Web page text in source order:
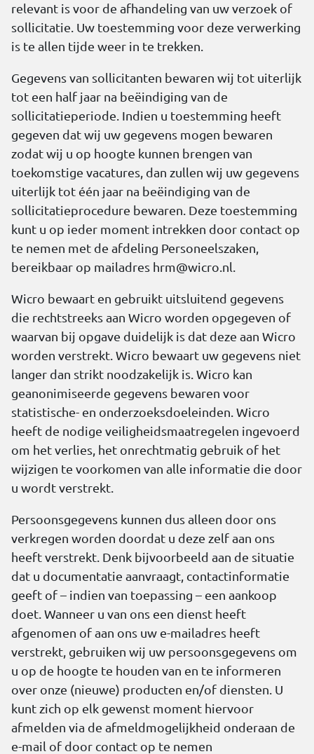
relevant is voor de afhandeling van uw verzoek of
sollicitatie. Uw toestemming voor deze verwerking
is te allen tijde weer in te trekken.
Gegevens van sollicitanten bewaren wij tot uiterlijk
tot een half jaar na beëindiging van de
sollicitatieperiode. Indien u toestemming heeft
gegeven dat wij uw gegevens mogen bewaren
zodat wij u op hoogte kunnen brengen van
toekomstige vacatures, dan zullen wij uw gegevens
uiterlijk tot één jaar na beëindiging van de
sollicitatieprocedure bewaren. Deze toestemming
kunt u op ieder moment intrekken door contact op
te nemen met de afdeling Personeelszaken,
bereikbaar op mailadres hrm@wicro.nl
Wicro bewaart en gebruikt uitsluitend gegevens
die rechtstreeks aan Wicro worden opgegeven of
waarvan bij opgave duidelijk is dat deze aan Wicro
worden verstrekt. Wicro bewaart uw gegevens niet
langer dan strikt noodzakelijk is. Wicro kan
geanonimiseerde gegevens bewaren voor
statistische- en onderzoeksdoeleinden. Wicro
heeft de nodige veiligheidsmaatregelen ingevoerd
om het verlies, het onrechtmatig gebruik of het
wijzigen te voorkomen van alle informatie die door
u wordt verstrekt.
Persoonsgegevens kunnen dus alleen door ons
verkregen worden doordat u deze zelf aan ons
heeft verstrekt. Denk bijvoorbeeld aan de situatie
dat u documentatie aanvraagt, contactinformatie
geeft of – indien van toepassing – een aankoop
doet. Wanneer u van ons een dienst heeft
afgenomen of aan ons uw e-mailadres heeft
verstrekt, gebruiken wij uw persoonsgegevens om
u op de hoogte te houden van en te informeren
over onze (nieuwe) producten en/of diensten. U
kunt zich op elk gewenst moment hiervoor
afmelden via de afmeldmogelijkheid onderaan de
e-mail of door contact op te nemen